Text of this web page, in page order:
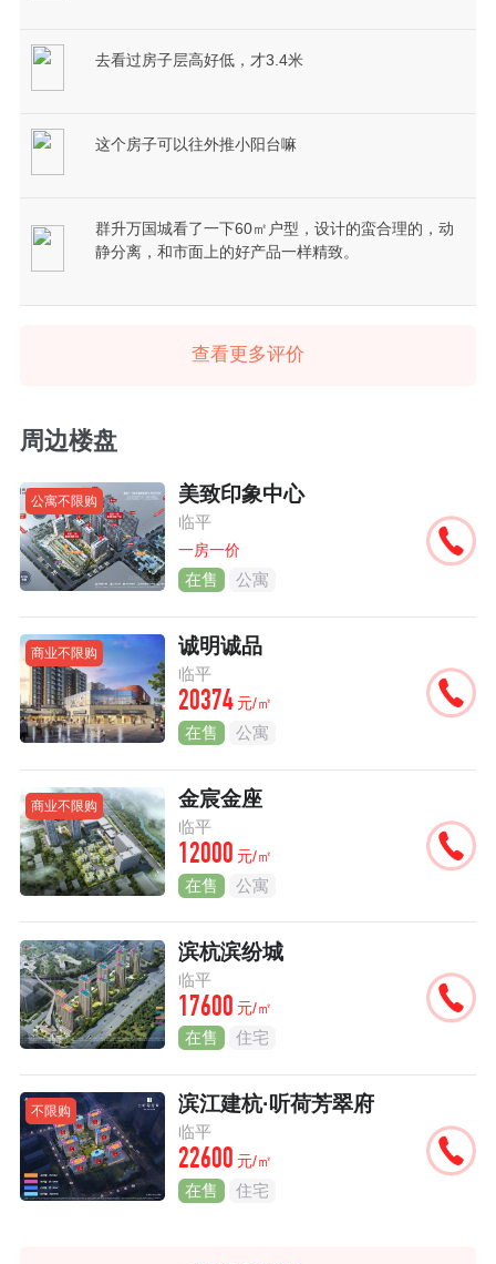
去看过房子层高好低，才3.4米
这个房子可以往外推小阳台嘛
群升万国城看了一下60㎡户型，设计的蛮合理的，动
静分离，和市面上的好产品一样精致。
查看更多评价
周边楼盘
公寓不限购 美致印象中心
临平
一房一价
在售 公寓
商业不限购 诚明诚品
临平
20374 元/㎡
在售 公寓
商业不限购 金宸金座
临平
12000 元/㎡
在售 公寓
滨杭滨纷城
临平
17600 元/㎡
在售 住宅
不限购 滨江建杭·听荷芳翠府
临平
22600 元/㎡
在售 住宅